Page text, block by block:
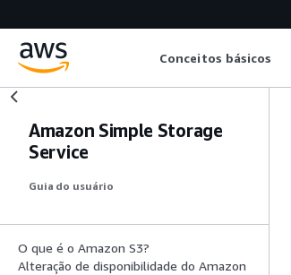
Conceitos básicos
Amazon Simple Storage
Service
Guia do usuário
O que é o Amazon S3?
Alteração de disponibilidade do Amazon